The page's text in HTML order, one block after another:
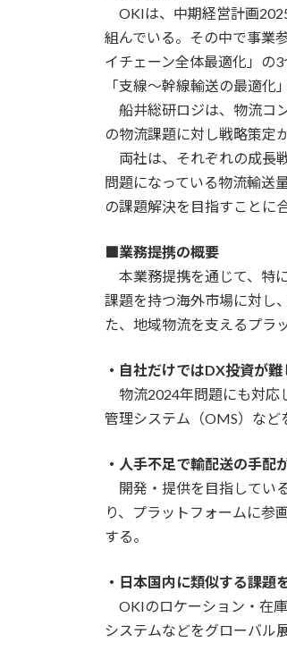
OKIは、中期経営計画
組んでいる。その中で事業
イチェーン全体最適化」の
「支線～幹線輸送の最適化
船井総研ロジは、物流コ
の物流課題に対し戦略策定
両社は、それぞれの成長
問題になっている物流輸送
の課題解決を目指すことに
■業務提携の概要
本業務提携を通じて、特
課題を持つ海外市場に対し
た、地域物流を支えるプラ
・自社だけではDX投資が
物流2024年問題にも対応
管理システム（OMS）など
・人手不足で輸配送の手配
開発・提供を目指してい
り、プラットフォームに参
する。
・日本国内に類似する課題
OKIのロケーション・在
システムなどをグローバル